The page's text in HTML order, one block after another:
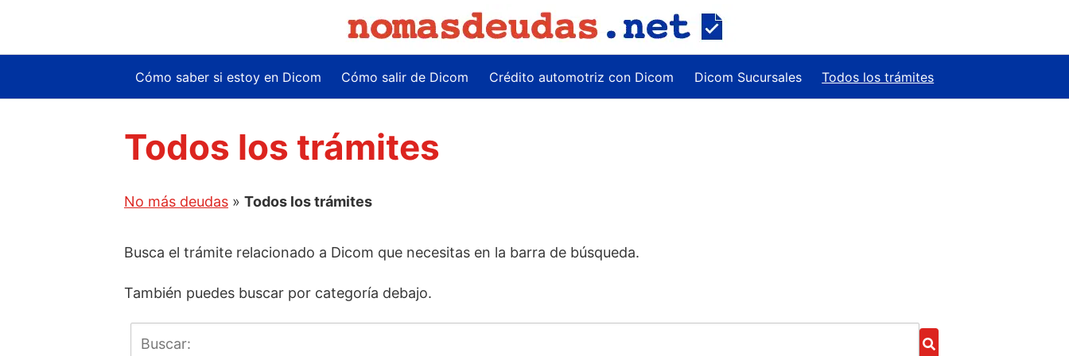
contenido
Cómo saber si estoy en Dicom Cómo salir de Dicom Crédito automotriz con Dicom Dicom Sucursales Todos los trámites
Todos los trámites
No más deudas » Todos los trámites
Busca el trámite relacionado a Dicom que necesitas en la barra de búsqueda.
También puedes buscar por categoría debajo.